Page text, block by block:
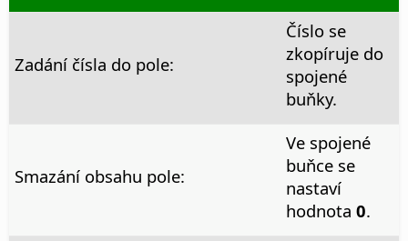
Zadání čísla do pole:
Číslo se
zkopíruje do
spojené
buňky.
Smazání obsahu pole:
Ve spojené
buňce se
nastaví
hodnota 0.